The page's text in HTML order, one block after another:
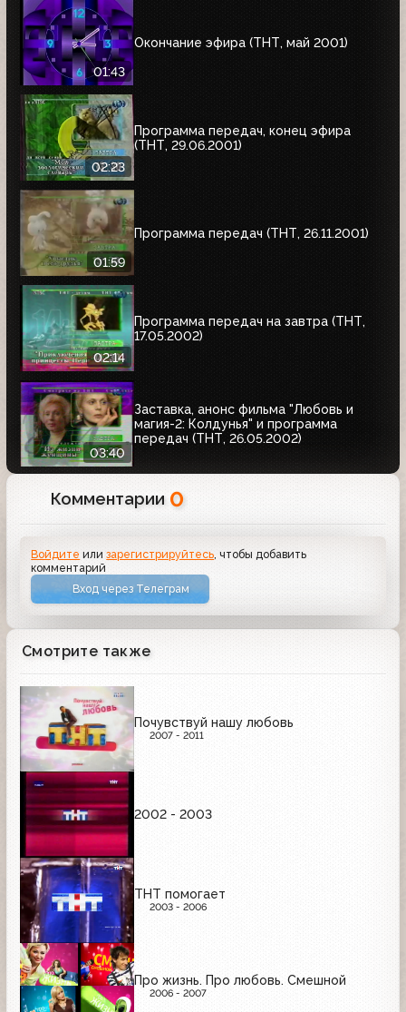
01:43
Окончание эфира (ТНТ, май 2001)
02:23
Программа передач, конец эфира
(ТНТ, 29.06.2001)
01:59
Программа передач (ТНТ, 26.11.2001)
02:14
Программа передач на завтра (ТНТ,
17.05.2002)
03:40
Заставка, анонс фильма "Любовь и
магия-2: Колдунья" и программа
передач (ТНТ, 26.05.2002)
Комментарии 0
Войдите илизарегистрируйтесь, чтобы добавить
комментарий
Вход через Телеграм
Смотрите также
Почувствуй нашу любовь
2007 - 2011
2002 - 2003
ТНТ помогает
2003 - 2006
Про жизнь. Про любовь. Смешной
2006 - 2007